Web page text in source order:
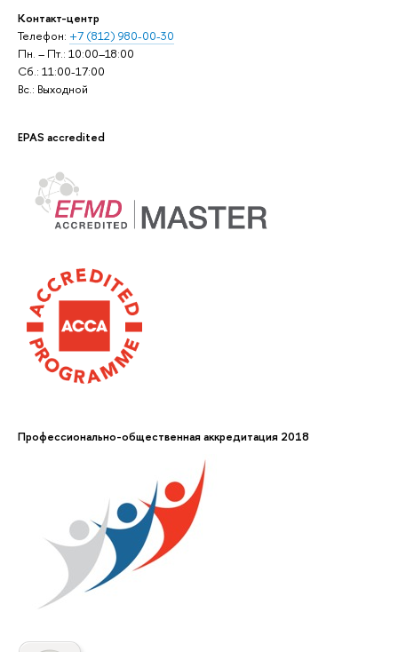
Контакт-центр
Телефон: +7 (812) 980-00-30
Пн. – Пт.: 10:00–18:00
Сб.: 11:00-17:00
Вс.: Выходной
EPAS accredited
Профессионально-общественная аккредитация 2018